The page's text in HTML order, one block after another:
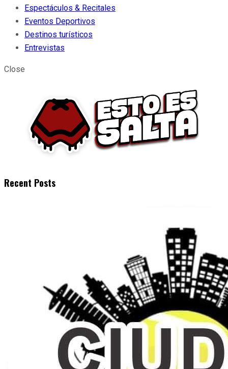
Espectáculos & Recitales
Eventos Deportivos
Destinos turísticos
Entrevistas
Close
Recent Posts